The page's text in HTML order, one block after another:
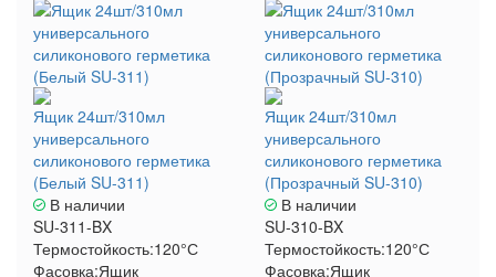
Ящик 24шт/310мл
универсального
силиконового герметика
(Белый SU-311)
В наличии
SU-311-BX
Термостойкость:120°С
Фасовка:Ящик
Ящик 24шт/310мл
универсального
силиконового герметика
(Прозрачный SU-310)
В наличии
SU-310-BX
Термостойкость:120°С
Фасовка:Ящик